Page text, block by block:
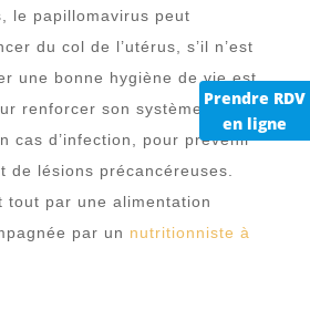
Prendre RDV
en ligne
le papillomavirus peut
du col de l’utérus, s’il n’est
une bonne hygiène de vie est
renforcer son système
cas d’infection, pour prévenir
de lésions précancéreuses.
tout par une alimentation
par un nutritionniste à